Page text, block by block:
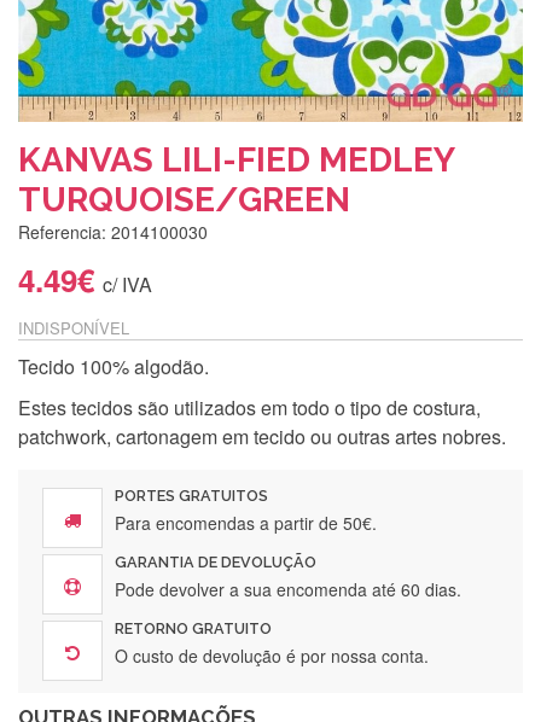
KANVAS LILI-FIED MEDLEY
TURQUOISE/GREEN
Referencia: 2014100030
4.49€ c/ IVA
INDISPONÍVEL
Tecido 100% algodão.
Estes tecidos são utilizados em todo o tipo de costura,
patchwork, cartonagem em tecido ou outras artes nobres.
PORTES GRATUITOS
Para encomendas a partir de 50€.
GARANTIA DE DEVOLUÇÃO
Pode devolver a sua encomenda até 60 dias.
RETORNO GRATUITO
O custo de devolução é por nossa conta.
OUTRAS INFORMAÇÕES